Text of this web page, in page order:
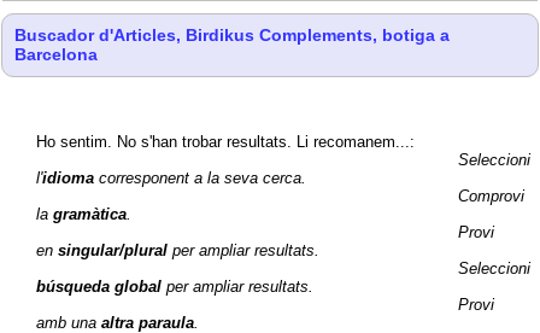
Buscador d'Articles, Birdikus Complements, botiga a
Barcelona
Ho sentim. No s'han trobar resultats. Li recomanem...:
Seleccioni
l'idioma corresponent a la seva cerca.
Comprovi
la gramàtica
Provi
en singular/plural per ampliar resultats.
Seleccioni
búsqueda global per ampliar resultats.
Provi
amb una altra paraula